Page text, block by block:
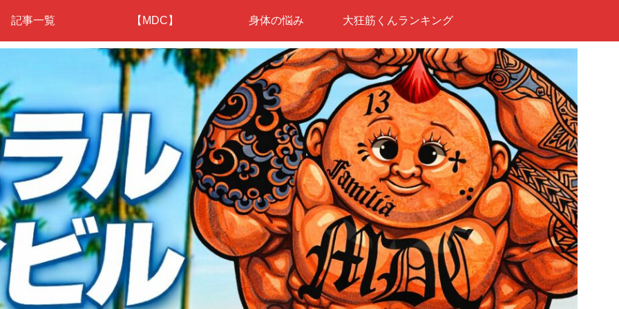
記事一覧 【MDC】 身体の悩み 大狂筋くんランキング